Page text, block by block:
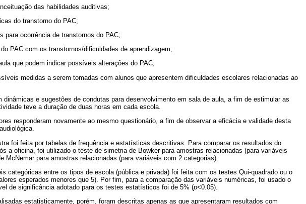
das habilidades auditivas;
do transtorno do PAC;
para ocorrência de transtornos do PAC;
PAC com os transtornos/dificuldades de aprendizagem;
que podem indicar possíveis alterações do PAC;
medidas a serem tomadas com alunos que apresentem dificuldades escolares relacionadas ao
dinâmicas e sugestões de condutas para desenvolvimento em sala de aula, a fim de estimular as
teve a duração de duas horas em cada escola.
responderam novamente ao mesmo questionário, a fim de observar a eficácia e validade desta
foi feita por tabelas de frequência e estatísticas descritivas. Para comparar os resultados do
a oficina, foi utilizado o teste de simetria de Bowker para amostras relacionadas (para variáveis
McNemar para amostras relacionadas (para variáveis com 2 categorias).
categóricas entre os tipos de escola (pública e privada) foi feita com os testes Qui-quadrado ou o
esperados menores que 5). Por fim, para a comparação das variáveis numéricas, foi usado o
de significância adotado para os testes estatísticos foi de 5% (p<0.05).
estatisticamente, porém, foram descritas apenas as que apresentaram resultados com